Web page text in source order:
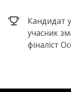
Кандидат
учасник
фіналіст